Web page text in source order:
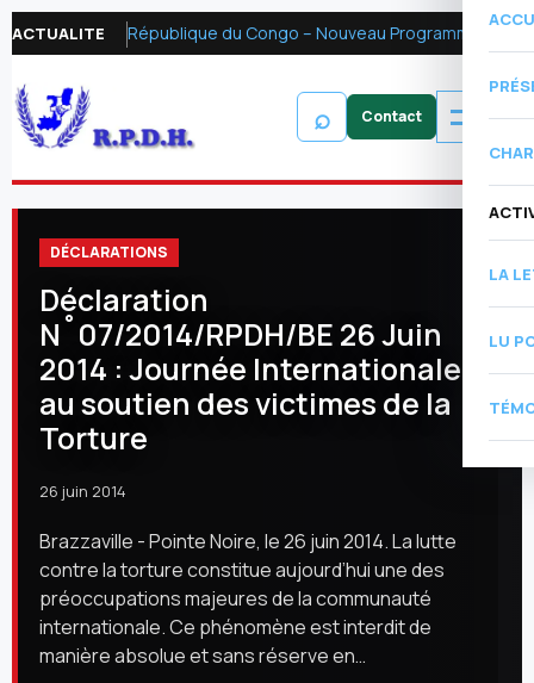
ACTUALITE République du Congo – Nouveau Programme FMI 2026 : Réformer la fiscalité pétrolière pour mobiliser les ressources financières et renforcer la redevabilité
⌕
LA
LU
DÉCLARATIONS
Déclaration
N˚07/2014/RPDH/BE 26 Juin
2014 : Journée Internationale
au soutien des victimes de la
Torture
26 juin 2014
Brazzaville - Pointe Noire, le 26 juin 2014. La lutte
contre la torture constitue aujourd’hui une des
préoccupations majeures de la communauté
internationale. Ce phénomène est interdit de
manière absolue et sans réserve en…